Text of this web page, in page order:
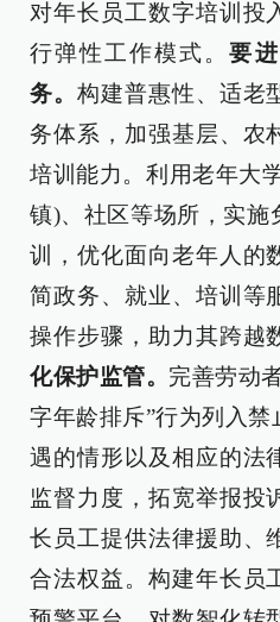
对年长员工数字培训投
行弹性工作模式。要
务。 构建普惠性、适老
务体系，加强基层、农
培训能力。利用老年大
镇)、社区等场所，实施
训，优化面向老年人的
简政务、就业、培训等
操作步骤，助力其跨越
化保护监管。 完善劳动
字年龄排斥”行为列入
遇的情形以及相应的法
监督力度，拓宽举报投
长员工提供法律援助、
合法权益。构建年长员